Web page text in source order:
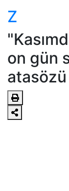
Z
on gün
atasözü